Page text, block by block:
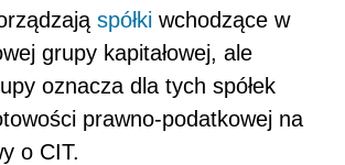
spółki wchodzące w
grupy kapitałowej, ale
oznacza dla tych spółek
prawno-podatkowej na
o CIT.